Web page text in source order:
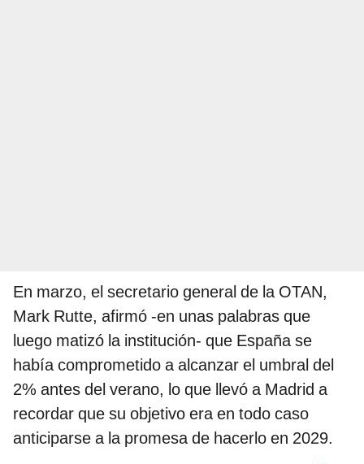
En marzo, el secretario general de la OTAN,
Mark Rutte, afirmó -en unas palabras que
luego matizó la institución- que España se
había comprometido a alcanzar el umbral del
2% antes del verano, lo que llevó a Madrid a
recordar que su objetivo era en todo caso
anticiparse a la promesa de hacerlo en 2029.